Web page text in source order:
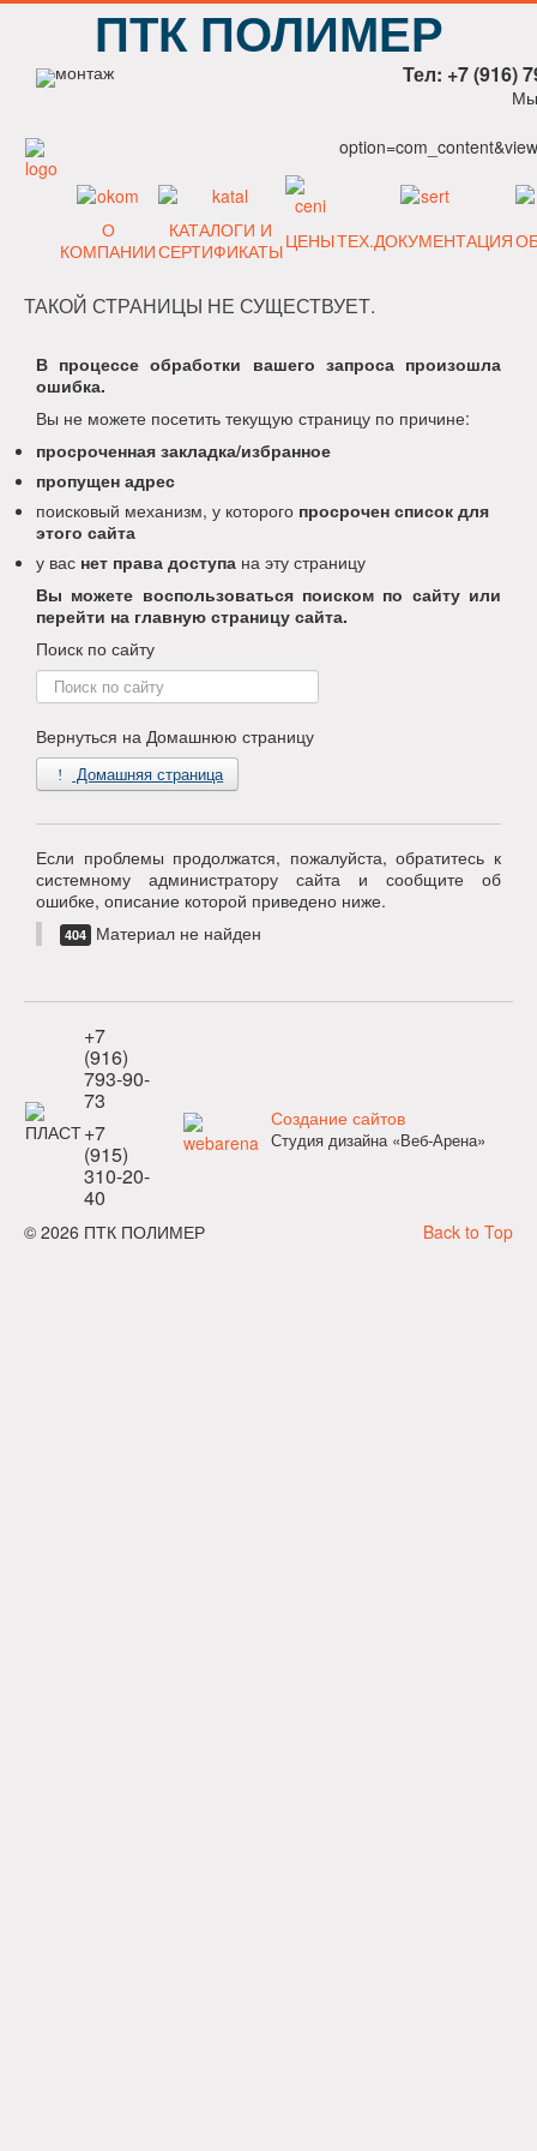
ПТК ПОЛИМЕР
Тел: +7 (916)
Мы
О
КОМПАНИИ
КАТАЛОГИ И
СЕРТИФИКАТЫЦЕНЫТЕХ.ДОКУМЕНТАЦИЯ
ТАКОЙ СТРАНИЦЫ НЕ СУЩЕСТВУЕТ.
В процессе обработки вашего запроса произошла
ошибка.
Вы не можете посетить текущую страницу по причине:
просроченная закладка/избранное
пропущен адрес
поисковый механизм, у которого просрочен список для
этого сайта
у вас нет права доступа на эту страницу
Вы можете воспользоваться поиском по сайту или
перейти на главную страницу сайта.
Поиск по сайту
Поиск
по
Вернуться на Домашнюю страницу
Домашняя страница
Если проблемы продолжатся, пожалуйста, обратитесь к
системному администратору сайта и сообщите об
ошибке, описание которой приведено ниже.
404 Материал не найден
+7
(916)
793-90-
73
+7
(915)
310-20-
40
Создание сайтов
Студия дизайна «Веб-Арена»
Back to Top
© 2026 ПТК ПОЛИМЕР